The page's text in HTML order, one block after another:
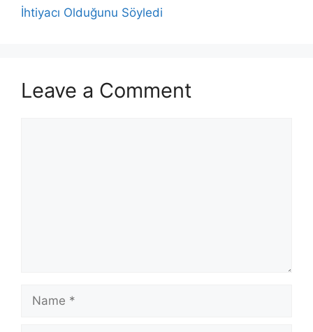
İhtiyacı Olduğunu Söyledi
Leave a Comment
Name